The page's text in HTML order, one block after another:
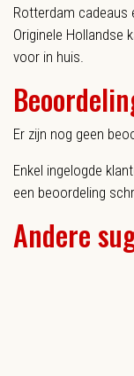
Rotterdam cadeaus
Originele Hollandse
voor in huis.
Er zijn nog geen
Enkel ingelogde
een beoordeling
Andere